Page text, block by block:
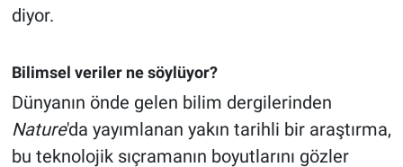
diyor.
Bilimsel veriler ne söylüyor?
Dünyanın önde gelen bilim dergilerinden
Nature'da yayımlanan yakın tarihli bir araştırma,
bu teknolojik sıçramanın boyutlarını gözler